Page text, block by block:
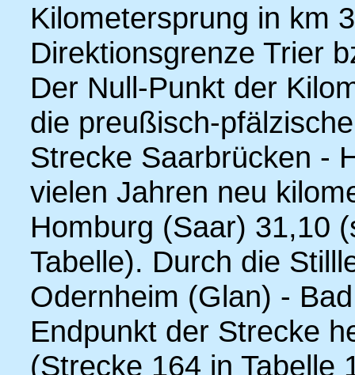
Kilometersprung in km
Direktionsgrenze Trier
Der Null-Punkt der
die preußisch-
Strecke Saarbrücken -
vielen Jahren neu
Homburg (Saar) 31,10
Tabelle). Durch die
Odernheim (Glan) -
Endpunkt der Strecke
(Strecke 164 in Tabelle